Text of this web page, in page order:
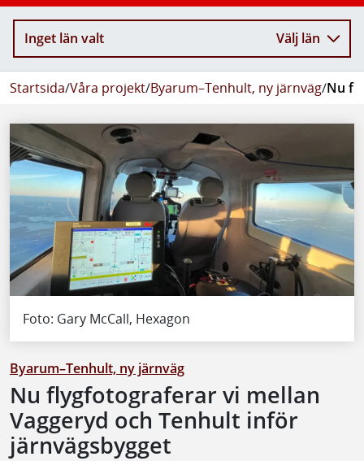
Inget län valt Välj län
Startsida/Våra projekt/Byarum–Tenhult, ny järnväg/Nu
Foto: Gary McCall, Hexagon
Byarum–Tenhult, ny järnväg
Nu flygfotograferar vi mellan
Vaggeryd och Tenhult inför
järnvägsbygget